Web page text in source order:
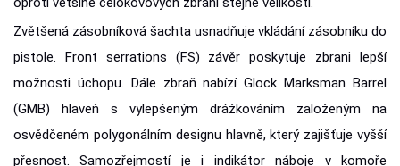
Zvětšená zásobníková šachta usnadňuje vkládání zásobníku do
pistole. Front serrations (FS) závěr poskytuje zbrani lepší
možnosti úchopu. Dále zbraň nabízí Glock Marksman Barrel
(GMB) hlaveň s vylepšeným drážkováním založeným na
osvědčeném polygonálním designu hlavně, který zajišťuje vyšší
přesnost. Samozřejmostí je i indikátor náboje v komoře